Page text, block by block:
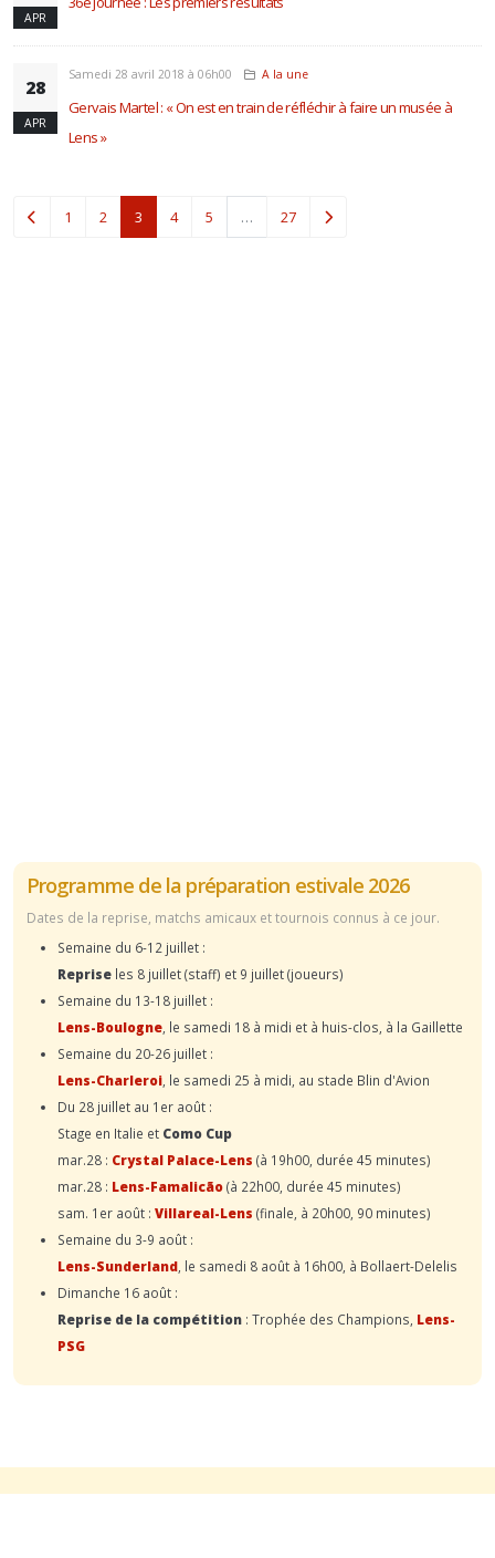
APR
28
APR
Samedi 28 avril 2018 à 06h00 A la une
Gervais Martel : « On est en train de réfléchir à faire un musée à
Lens »
1 2 3 (current)
4 5 … 27
Programme de la préparation estivale 2026
Dates de la reprise, matchs amicaux et tournois connus à ce jour.
Semaine du 6-12 juillet :
Reprise les 8 juillet (staff) et 9 juillet (joueurs)
Semaine du 13-18 juillet :
Lens-Boulogne , le samedi 18 à midi et à huis-clos, à la Gaillette
Semaine du 20-26 juillet :
Lens-Charleroi , le samedi 25 à midi, au stade Blin d'Avion
Du 28 juillet au 1er août :
Stage en Italie et Como Cup
mar.28 : Crystal Palace-Lens (à 19h00, durée 45 minutes)
mar.28 : Lens-Famalicão(à 22h00, durée 45 minutes)
sam. 1er août : Villareal-Lens (finale, à 20h00, 90 minutes)
Semaine du 3-9 août :
Lens-Sunderland , le samedi 8 août à 16h00, à Bollaert-Delelis
Dimanche 16 août :
Reprise de la compétition : Trophée des Champions, Lens-
PSG